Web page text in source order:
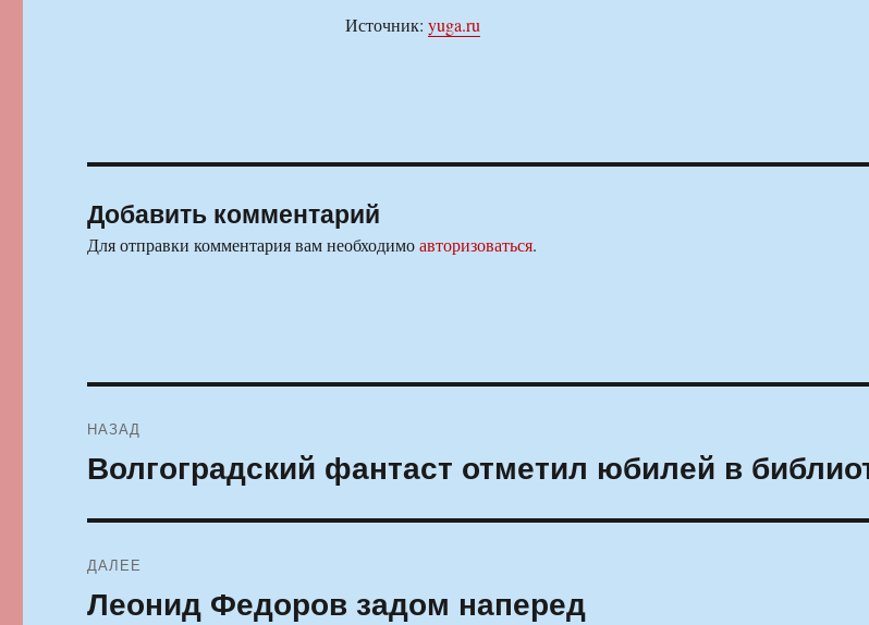
Источник: yuga.ru
Добавить комментарий
Для отправки комментария вам необходимоавторизоваться.
по
НАЗАД
Предыдущая
Волгоградский фантаст отметил юбилей в
ДАЛЕЕ
Следующая
Леонид Федоров задом наперед